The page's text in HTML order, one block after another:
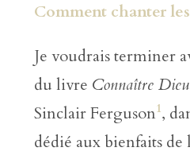
Comment chanter les
Je voudrais terminer
du livre Connaître
Sinclair Ferguson1,
dédié aux bienfaits de